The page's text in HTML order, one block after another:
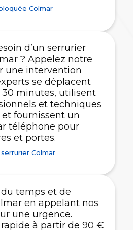
Colmar
d’un serrurier
? Appelez notre
une intervention
se déplacent
minutes, utilisent
et techniques
et fournissent un
téléphone pour
et portes.
Colmar
temps et de
en appelant nos
une urgence.
à partir de 90 €